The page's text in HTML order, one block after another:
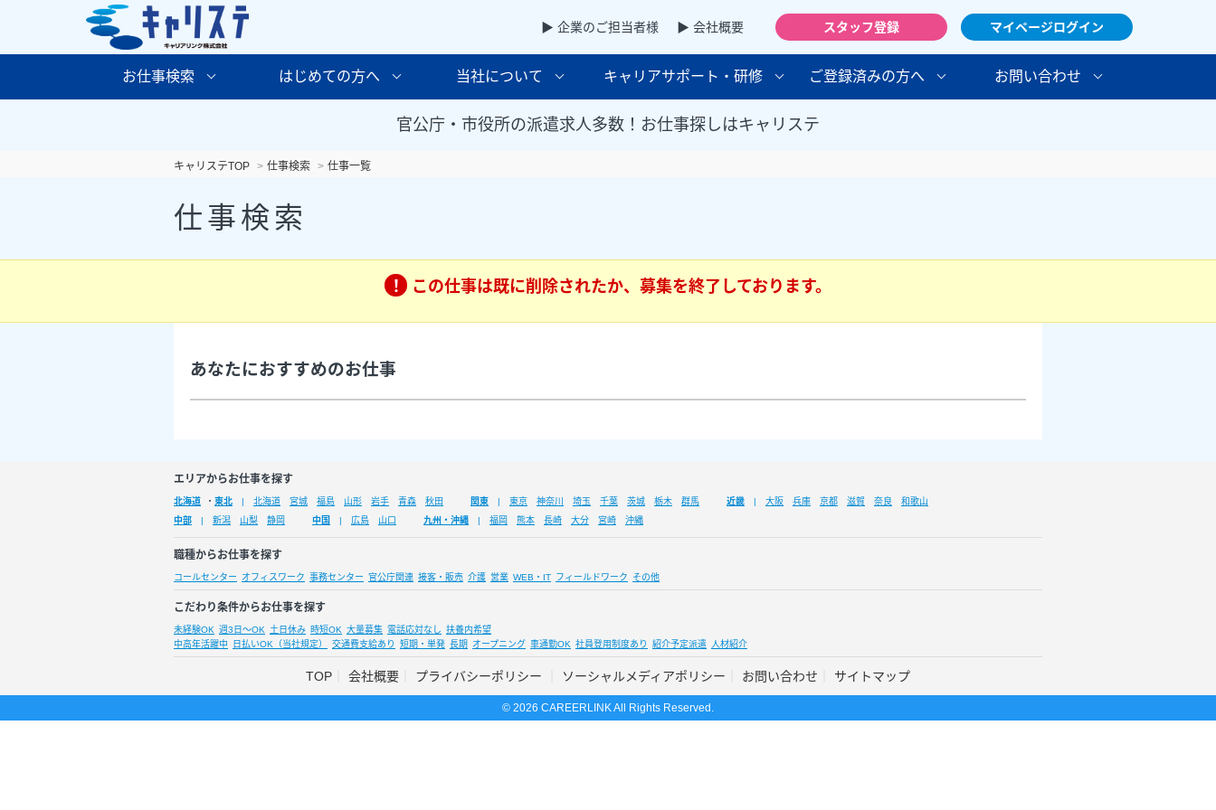
▶ 企業のご担当者様 ▶ 会社概要 スタッフ登録 マイページログイン
お仕事検索 はじめての方へ 当社について キャリアサポート・研修 ご登録済みの方へ お問い合わせ
官公庁・市役所の派遣求人多数！お仕事探しはキャリステ
キャリステTOP 仕事検索 仕事一覧
仕事検索
この仕事は既に削除されたか、募集を終了しております。
あなたにおすすめのお仕事
エリアからお仕事を探す
北海道 ・ 東北 北海道 宮城 福島 山形 岩手 青森 秋田 関東 東京 神奈川 埼玉 千葉 茨城 栃木 群馬 近畿 大阪 兵庫 京都 滋賀 奈良
和歌山
中部
新潟 山梨 静岡 中国 広島 山口 九州・沖縄 福岡 熊本 長崎 大分 宮崎 沖縄
職種からお仕事を探す
コールセンター オフィスワーク 事務センター 官公庁関連 接客・販売 介護 営業 WEB・IT フィールドワーク その他
こだわり条件からお仕事を探す
未経験OK 週3日～OK 土日休み 時短OK 大量募集 電話応対なし 扶養内希望
中高年活躍中
日払いOK（当社規定） 交通費支給あり 短期・単発 長期 オープニング 車通勤OK 社員登用制度あり 紹介予定派遣 人材紹介
TOP 会社概要 プライバシーポリシー ソーシャルメディアポリシー お問い合わせ サイトマップ
© 2026 CAREERLINK All Rights Reserved.